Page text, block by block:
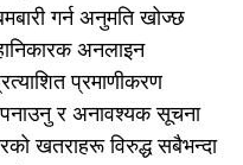
गर्न अनुमति खोज्छ
अनलाइन
प्रमाणीकरण
र अनावश्यक सूचना
खतराहरू विरुद्ध सबैभन्दा